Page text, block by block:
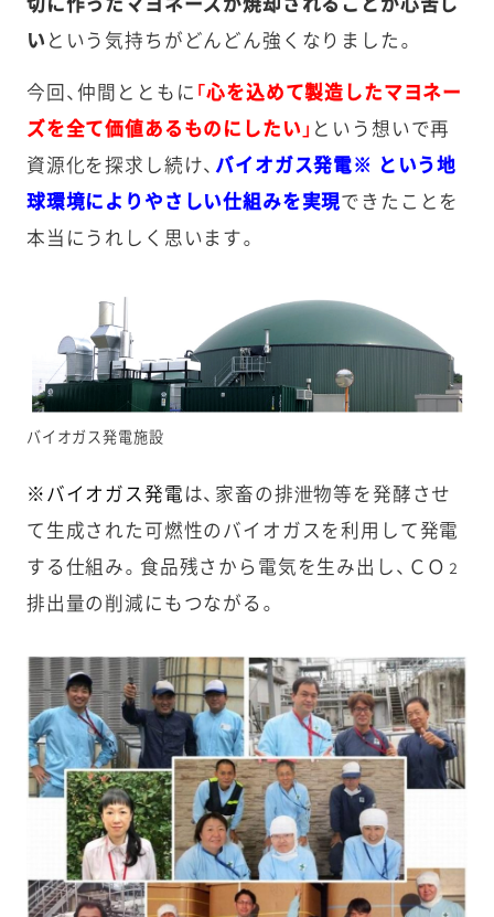
切に作ったマヨネーズが焼却されることが心苦し
い という気持ちがどんどん強くなりました。
今回、仲間とともに 「心を込めて製造したマヨネー
ズを全て価値あるものにしたい」 という想いで再
資源化を探求し続け、 バイオガス発電※ という地
球環境によりやさしい仕組みを実現できたことを
本当にうれしく思います。
バイオガス発電施設
※バイオガス発電 は、家畜の排泄物等を発酵させ
て生成された可燃性のバイオガスを利用して発電
する仕組み。食品残さから電気を生み出し、ＣＯ ２
排出量の削減にもつながる。